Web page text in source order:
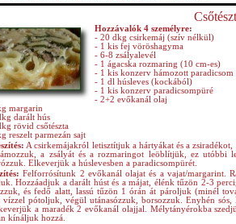
Hozzávalók 4 személyre:
- 20 dkg csirkemáj (szív nélkül)
- 1 kis fej vöröshagyma
- 6-8 zsályalevél
- 1 ágacska rozmaring (10 cm-es)
- 1 kis konzerv hámozott paradicsom
- 1 dl húsleves (kockából)
- 1 kis konzerv paradicsompüré
- 2+2 evőkanál olaj
margarin
darált hús
rövid csőtészta
reszelt parmezán sajt
A csirkemájakról letisztítjuk a hártyákat és a
a zsályát és a rozmaringot leöblítjük, ez utóbbi
Elkeverjük a húslevesben a paradicsompürét.
Felforrósítunk 2 evőkanál olajat és a vajat/margarint.
Hozzáadjuk a darált húst és a májat, élénk tűzön 2-3
és fedő alatt, lassú tűzön 1 órán át pároljuk (minél
vízzel pótoljuk, végül utánasózzuk, borsozzuk. Enyhén
a maradék 2 evőkanál olajjal. Mélytányérokba
kínáljuk hozzá.